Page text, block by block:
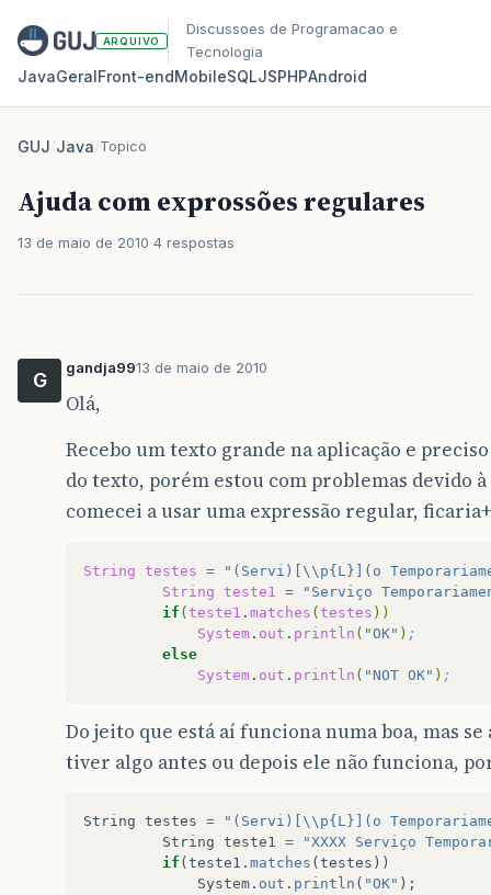
ARQUIVO
Discussoes de Programacao e
Tecnologia
JavaGeralFront‑endMobileSQLJSPHPAndroid
GUJ/Java/Topico
Ajuda com exprossões regulares
13 de maio de 2010 4 respostas
G
gandja9913 de maio de 2010
Olá,
Recebo um texto grande na aplicação e
do texto, porém estou com problemas devido
comecei a usar uma expressão regular,
String testes =
"(Servi)[\\p{L}](o
String teste1 =
"Serviço
if ( teste1 . matches ( testes ))
System . out . println ( "OK" ) ;
else
System . out . println ( "NOT OK" ) ;
Do jeito que está aí funciona numa boa, mas
tiver algo antes ou depois ele não funciona,
String testes =
"(Servi)[\\p{L}](o
String teste1 =
"XXXX Serviço
if ( teste1 . matches ( testes ))
System . out . println ( "OK" );